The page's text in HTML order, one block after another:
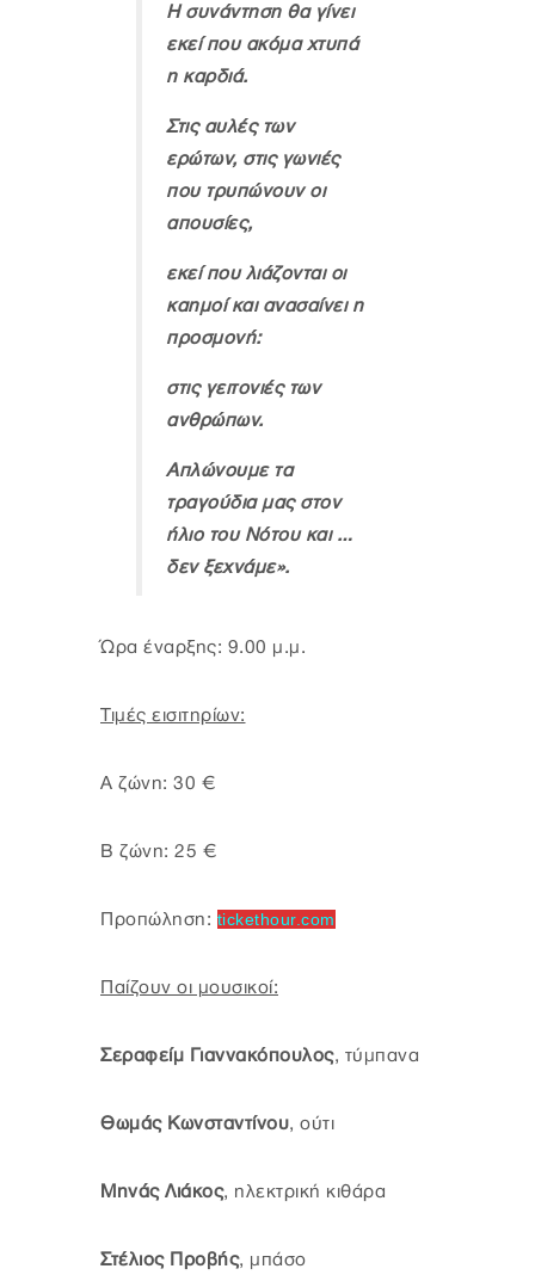
Η συνάντηση θα γίνει
εκεί που ακόμα χτυπά
η καρδιά.
Στις αυλές των
ερώτων, στις γωνιές
που τρυπώνουν οι
απουσίες,
εκεί που λιάζονται οι
καημοί και ανασαίνει η
προσμονή:
στις γειτονιές των
ανθρώπων.
Απλώνουμε τα
τραγούδια μας στον
ήλιο του Νότου και …
δεν ξεχνάμε».
Ώρα έναρξης: 9.00 μ.μ.
Τιμές εισιτηρίων:
Α ζώνη: 30 €
Β ζώνη: 25 €
Προπώληση: tickethour.com
Παίζουν οι μουσικοί:
Σεραφείμ Γιαννακόπουλος, τύμπανα
Θωμάς Κωνσταντίνου, ούτι
Μηνάς Λιάκος, ηλεκτρική κιθάρα
Στέλιος Προβής, μπάσο